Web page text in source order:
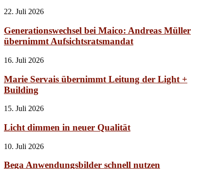
22. Juli 2026
Generationswechsel bei Maico: Andreas Müller
übernimmt Aufsichtsratsmandat
16. Juli 2026
Marie Servais übernimmt Leitung der Light +
Building
15. Juli 2026
Licht dimmen in neuer Qualität
10. Juli 2026
Bega Anwendungsbilder schnell nutzen